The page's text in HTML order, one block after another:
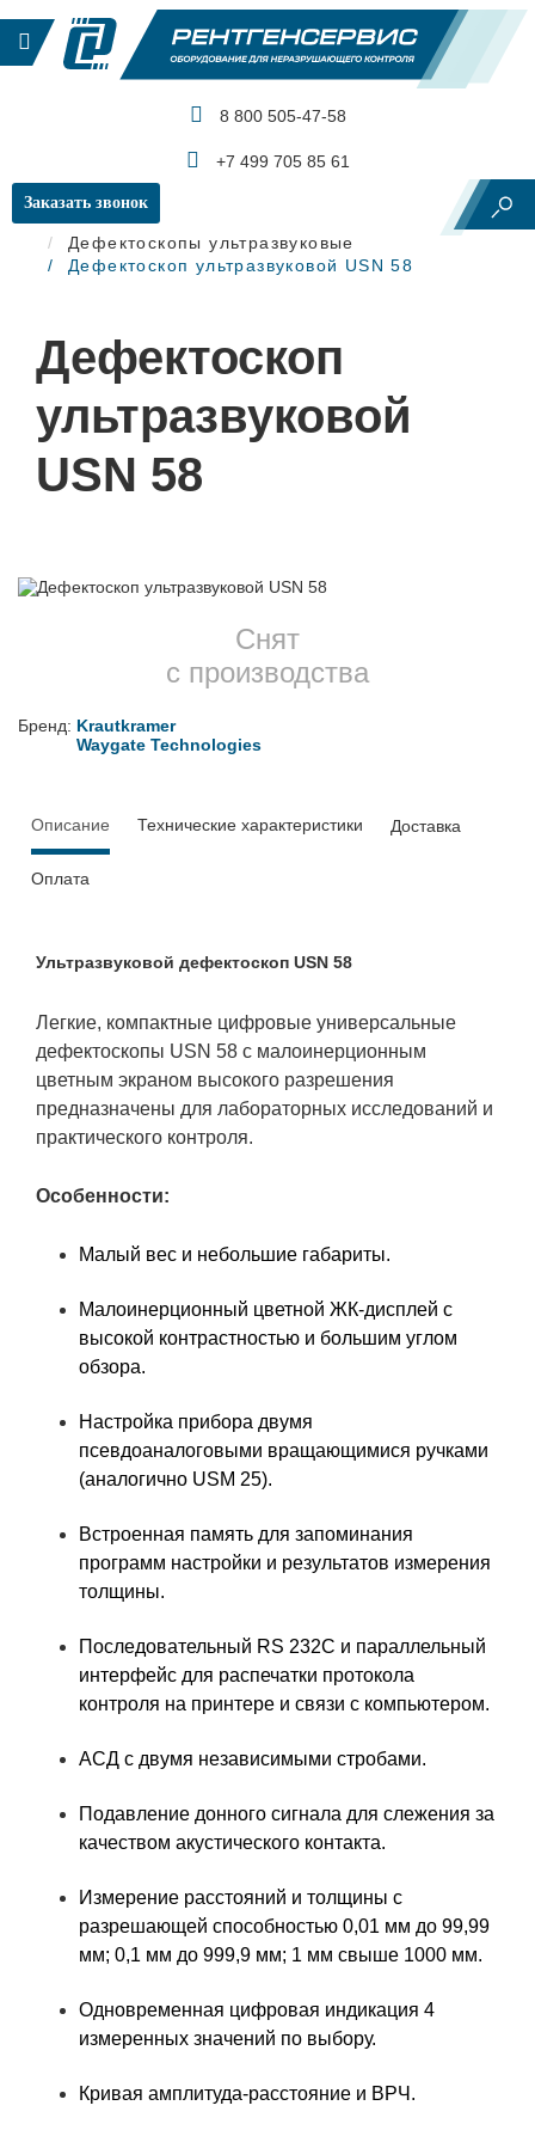
8 800 505-47-58
+7 499 705 85 61
Заказать звонок
Главная
Ультразвуковой контроль
Дефектоскопы ультразвуковые
Дефектоскоп ультразвуковой USN 58
Дефектоскоп
ультразвуковой
USN 58
Снят
с производства
Бренд: Krautkramer
Waygate Technologies
Описание Технические характеристики Доставка
Оплата
Ультразвуковой дефектоскоп USN 58
Легкие, компактные цифровые универсальные
дефектоскопы USN 58 с малоинерционным
цветным экраном высокого разрешения
предназначены для лабораторных исследований и
практического контроля.
Особенности:
Малый вес и небольшие габариты.
Малоинерционный цветной ЖК-дисплей с
высокой контрастностью и большим углом
обзора.
Настройка прибора двумя
псевдоаналоговыми вращающимися ручками
(аналогично USM 25).
Встроенная память для запоминания
программ настройки и результатов измерения
толщины.
Последовательный RS 232C и параллельный
интерфейс для распечатки протокола
контроля на принтере и связи с компьютером.
АСД с двумя независимыми стробами.
Подавление донного сигнала для слежения за
качеством акустического контакта.
Измерение расстояний и толщины с
разрешающей способностью 0,01 мм до 99,99
мм; 0,1 мм до 999,9 мм; 1 мм свыше 1000 мм.
Одновременная цифровая индикация 4
измеренных значений по выбору.
Кривая амплитуда-расстояние и ВРЧ.